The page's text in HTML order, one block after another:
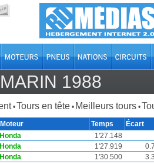
1988
•Tours en tête • Meilleurs tours •
Moteur Temps
Écart
Honda
1'27.148
Honda 1'27.919
Honda 1'30.500